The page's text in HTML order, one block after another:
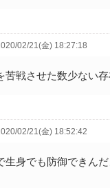
02/21(金) 18:27:18
苦戦させた数少ない存
02/21(金) 18:52:42
生身でも防御できん